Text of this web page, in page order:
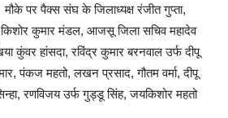
मौके पर पैक्स संघ के जिलाध्यक्ष रंजीत गुप्ता,
किशोर कुमार मंडल, आजसू जिला सचिव महादेव
कुंवर हांसदा, रविंद्र कुमार बरनवाल उर्फ दीपू
पंकज महतो, लखन प्रसाद, गौतम वर्मा, दीपू
रणविजय उर्फ गुड्डू सिंह, जयकिशोर महतो